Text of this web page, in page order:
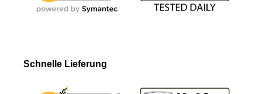
Schnelle Lieferung